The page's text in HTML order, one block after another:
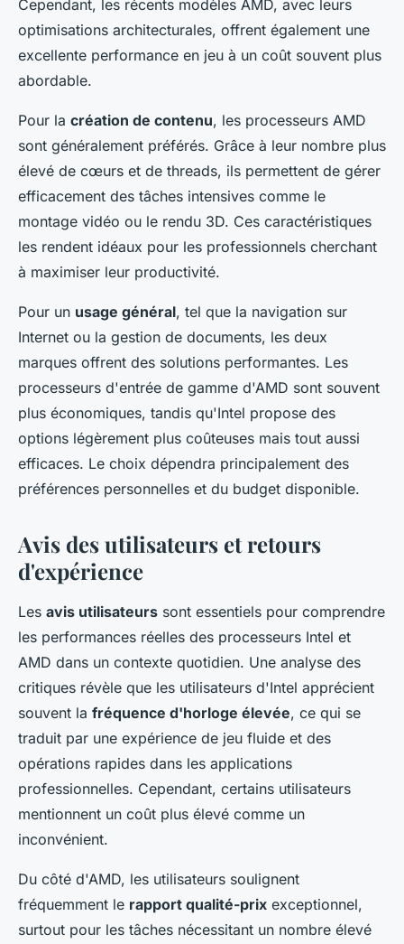
Cependant, les récents modèles AMD, avec leurs
optimisations architecturales, offrent également une
excellente performance en jeu à un coût souvent plus
abordable.
Pour la création de contenu, les processeurs AMD
sont généralement préférés. Grâce à leur nombre plus
élevé de cœurs et de threads, ils permettent de gérer
efficacement des tâches intensives comme le
montage vidéo ou le rendu 3D. Ces caractéristiques
les rendent idéaux pour les professionnels cherchant
à maximiser leur productivité.
Pour un usage général, tel que la navigation sur
Internet ou la gestion de documents, les deux
marques offrent des solutions performantes. Les
processeurs d'entrée de gamme d'AMD sont souvent
plus économiques, tandis qu'Intel propose des
options légèrement plus coûteuses mais tout aussi
efficaces. Le choix dépendra principalement des
préférences personnelles et du budget disponible.
Avis des utilisateurs et retours
d'expérience
Les avis utilisateurs sont essentiels pour comprendre
les performances réelles des processeurs Intel et
AMD dans un contexte quotidien. Une analyse des
critiques révèle que les utilisateurs d'Intel apprécient
souvent la fréquence d'horloge élevée, ce qui se
traduit par une expérience de jeu fluide et des
opérations rapides dans les applications
professionnelles. Cependant, certains utilisateurs
mentionnent un coût plus élevé comme un
inconvénient.
Du côté d'AMD, les utilisateurs soulignent
fréquemment le rapport qualité-prix exceptionnel,
surtout pour les tâches nécessitant un nombre élevé